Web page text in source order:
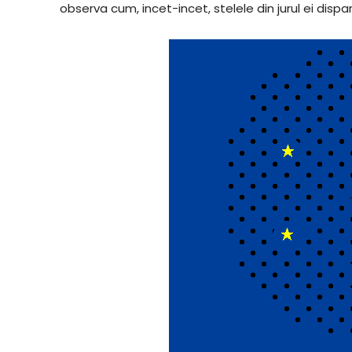
observa cum, incet-incet, stelele din jurul ei